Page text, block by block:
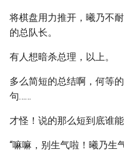
将棋盘用力推开，曦乃不
的总队长。
有人想暗杀总理，以上。
多么简短的总结啊，何等
句……
才怪！说的那么短到底谁
“嘛嘛，别生气啦！曦乃生